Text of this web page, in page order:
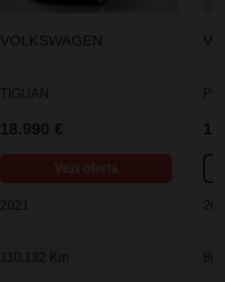
VOLKSWAGEN
TIGUAN
18.990 €
Vezi oferta
2021
110.132 Km